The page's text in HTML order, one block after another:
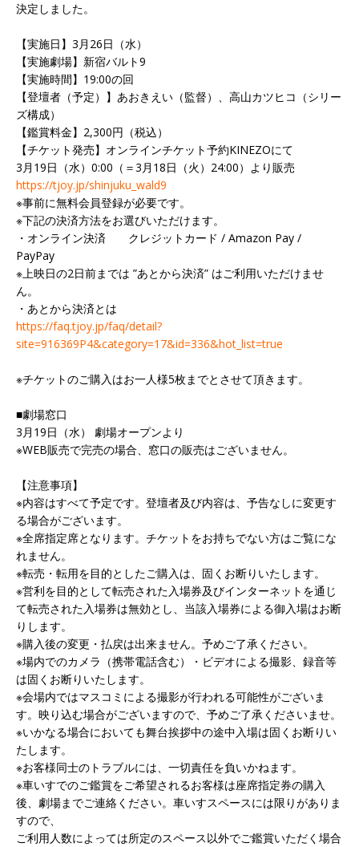
決定しました。
【実施日】3月26日（水）
【実施劇場】新宿バルト9
【実施時間】19:00の回
【登壇者（予定）】あおきえい（監督）、高山カツヒコ（シリー
ズ構成）
【鑑賞料金】2,300円（税込）
【チケット発売】オンラインチケット予約KINEZOにて
3月19日（水）0:00（＝3月18日（火）24:00）より販売
https://tjoy.jp/shinjuku_wald9
※事前に無料会員登録が必要です。
※下記の決済方法をお選びいただけます。
・オンライン決済 クレジットカード / Amazon Pay /
PayPay
※上映日の2日前までは ”あとから決済” はご利用いただけませ
ん。
・あとから決済とは
https://faq.tjoy.jp/faq/detail?
site=916369P4&category=17&id=336&hot_list=true
※チケットのご購入はお一人様5枚までとさせて頂きます。
■劇場窓口
3月19日（水） 劇場オープンより
※WEB販売で完売の場合、窓口の販売はございません。
【注意事項】
※内容はすべて予定です。登壇者及び内容は、予告なしに変更す
る場合がございます。
※全席指定席となります。チケットをお持ちでない方はご覧にな
れません。
※転売・転用を目的としたご購入は、固くお断りいたします。
※営利を目的として転売された入場券及びインターネットを通じ
て転売された入場券は無効とし、当該入場券による御入場はお断
りします。
※購入後の変更・払戻は出来ません。予めご了承ください。
※場内でのカメラ（携帯電話含む）・ビデオによる撮影、録音等
は固くお断りいたします。
※会場内ではマスコミによる撮影が行われる可能性がございま
す。映り込む場合がございますので、予めご了承くださいませ。
※いかなる場合においても舞台挨拶中の途中入場は固くお断りい
たします。
※お客様同士のトラブルには、一切責任を負いかねます。
※車いすでのご鑑賞をご希望されるお客様は座席指定券の購入
後、劇場までご連絡ください。車いすスペースには限りがありま
すので、
ご利用人数によっては所定のスペース以外でご鑑賞いただく場合